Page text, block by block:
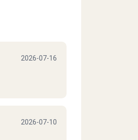
2026-07-16
2026-07-10